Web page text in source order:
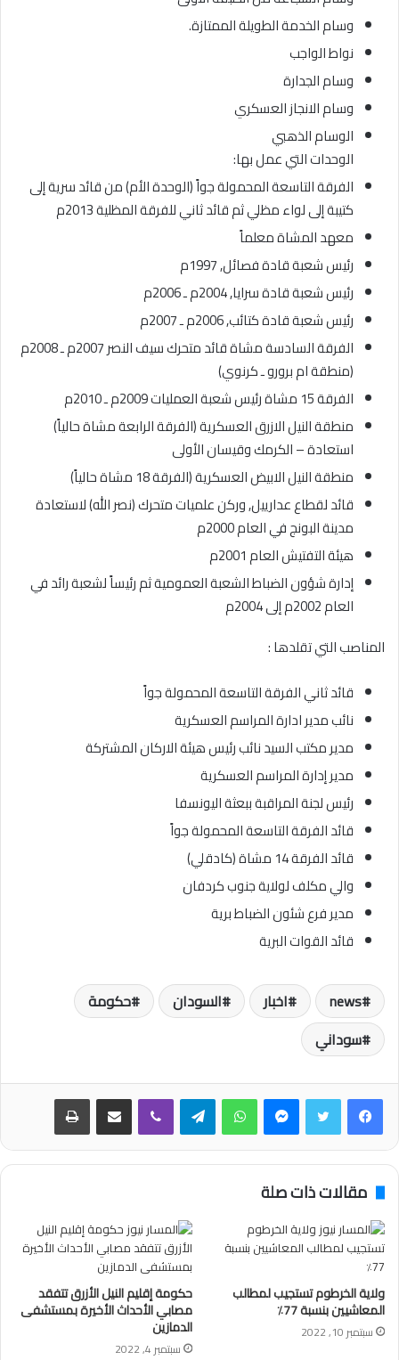
وسام الخدمة الطويلة الممتازة.
نواط الواجب
وسام الجدارة
وسام الانجاز العسكري
الوسام الذهبي
الوحدات التي عمل بها:
الفرقة التاسعة المحمولة جواً (الوحدة الأم) من قائد سرية إلى
كتيبة إلى لواء مظلي ثم قائد ثاني للفرقة المظلية 2013م
معهد المشاة معلماً
رئيس شعبة قادة فصائل, 1997م
رئيس شعبة قادة سرايا, 2004م ـ 2006م
رئيس شعبة قادة كتائب, 2006م ـ 2007م
الفرقة السادسة مشاة قائد متحرك سيف النصر 2007م ـ 2008م
(منطقة ام برورو ـ كرنوي)
الفرقة 15 مشاة رئيس شعبة العمليات 2009م ـ 2010م
منطقة النيل الازرق العسكرية (الفرقة الرابعة مشاة حالياً)
استعادة – الكرمك وقيسان الأولى
منطقة النيل الابيض العسكرية (الفرقة 18 مشاة حالياً)
قائد لقطاع عدارييل, وركن علميات متحرك (نصر الله) لاستعادة
مدينة البونج في العام 2000م
هيئة التفتيش العام 2001م
إدارة شؤون الضباط الشعبة العمومية ثم رئيساً لشعبة رائد في
العام 2002م إلى 2004م
المناصب التي تقلدها :
قائد ثاني الفرقة التاسعة المحمولة جواً
نائب مدير ادارة المراسم العسكرية
مدير مكتب السيد نائب رئيس هيئة الاركان المشتركة
مدير إدارة المراسم العسكرية
رئيس لجنة المراقبة ببعثة اليونسفا
قائد الفرقة التاسعة المحمولة جواً
قائد الفرقة 14 مشاة (كادقلي)
والي مكلف لولاية جنوب كردفان
مدير فرع شئون الضباط برية
قائد القوات البرية
news اخبار السودان
حكومة
سوداني
فيسبوكتويتر ماسنجر واتساب تيلقرام ڤايبر مشاركة عبر البريد طباعة
مقالات ذات صلة
ولاية الخرطوم تستجيب لمطالب
المعاشيين بنسبة 77٪
سبتمبر 10, 2022
حكومة إقليم النيل الأزرق تتفقد
مصابي الأحداث الأخيرة بمستشفى
الدمازين
سبتمبر 4, 2022